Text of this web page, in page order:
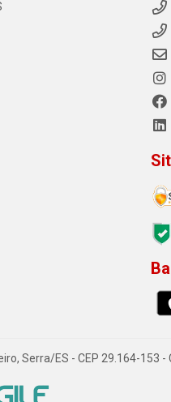
Serra/ES - CEP 29.164-153